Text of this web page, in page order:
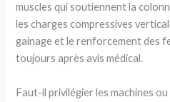
muscles qui soutiennent la
les charges compressives
gainage et le renforcement des
toujours après avis médical.
Faut-il privilégier les machines